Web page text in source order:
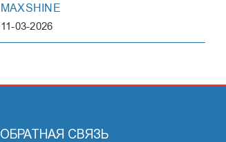
MAXSHINE
11-03-2026
ОБРАТНАЯ СВЯЗЬ